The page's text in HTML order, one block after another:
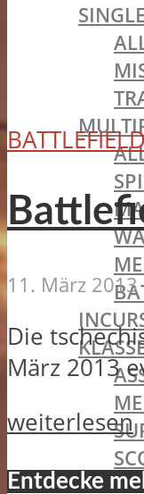
11. März 2013
Die
März 2013
weiterlesen
Entdecke